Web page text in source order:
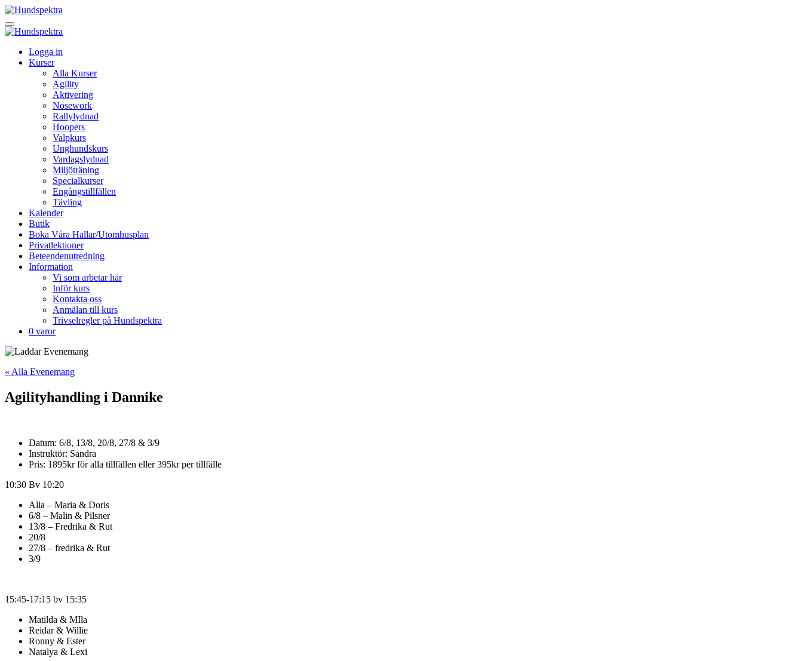
Logga in
Kurser
Alla Kurser
Agility
Aktivering
Nosework
Rallylydnad
Hoopers
Valpkurs
Unghundskurs
Vardagslydnad
Miljöträning
Specialkurser
Engångstillfällen
Tävling
Kalender
Butik
Boka Våra Hallar/Utomhusplan
Privatlektioner
Beteendenutredning
Information
Vi som arbetar här
Inför kurs
Kontakta oss
Anmälan till kurs
Trivselregler på Hundspektra
0 varor
« Alla Evenemang
Agilityhandling i Dannike
Datum: 6/8, 13/8, 20/8, 27/8 & 3/9
Instruktör: Sandra
Pris: 1895kr för alla tillfällen eller 395kr per tillfälle
10:30 Bv 10:20
Alla – Maria & Doris
6/8 – Malin & Pilsner
13/8 – Fredrika & Rut
20/8
27/8 – fredrika & Rut
3/9
15:45-17:15 bv 15:35
Matilda & MIla
Reidar & Willie
Ronny & Ester
Natalya & Lexi